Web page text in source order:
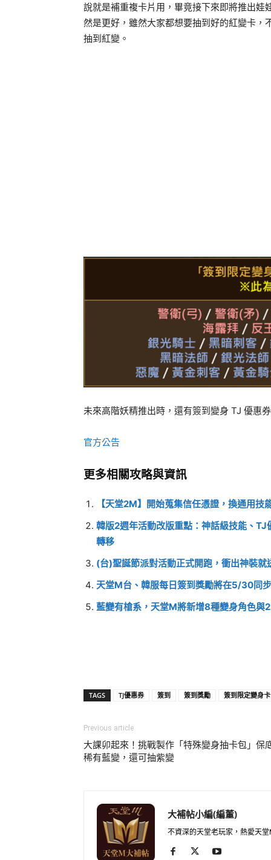
說就是補重複卡片用，畢竟接下來即將推出
然是更好，雖然大家都想要抽到好的紅變卡
抽到紅變。
未來高階妖精推出時，還有簽到變身 TJ 優惠
官方公告
更多相關攻略與資訊
【天堂2M】開始蒐集信任憑證，換通用
韓版2週年活動改版重點：神話級技能、
轉移
(台)聖誕節派對活動正式開跑，衝出神裝就
天堂M台、韓服每日簽到獎勵將在5/30同
藍變有槍系，天堂M將新增8種變身角色與
TAGS TJ優惠券 簽到 簽到獎勵 簽到限定變身卡
Previous article
大課卯起來！挑戰製作「特殊變身抽卡包」保
稀有藍變，還可抽紫變
大補帖小編(編董)
不資深的天堂老玩家，熱愛天